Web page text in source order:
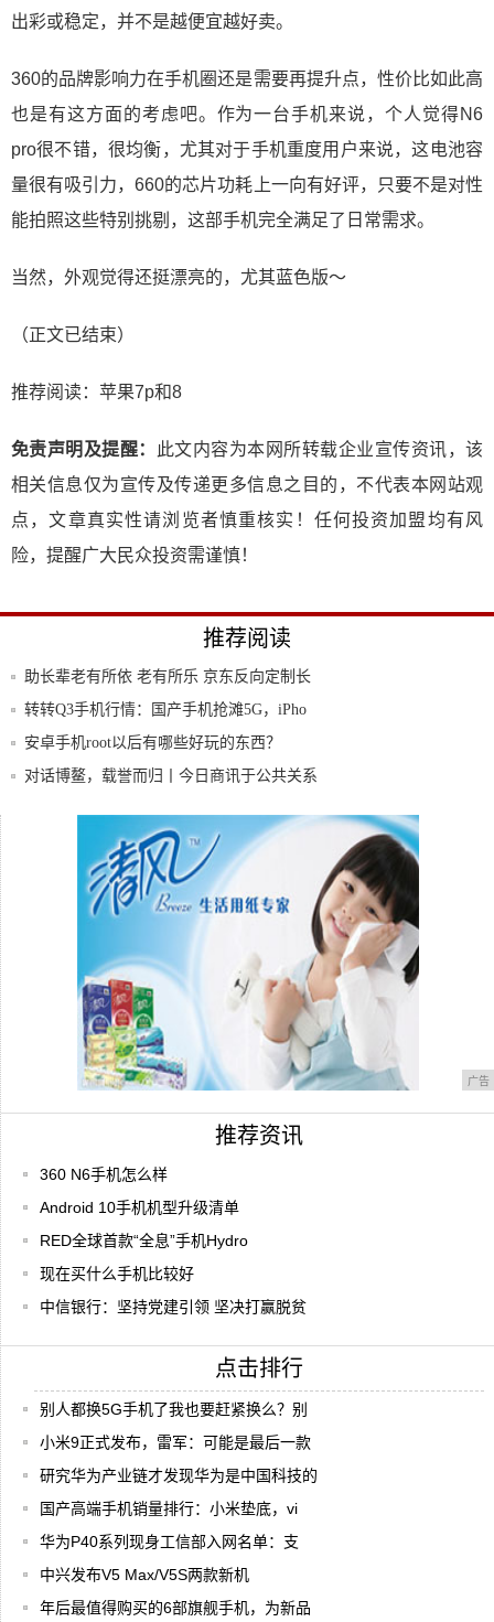
出彩或稳定，并不是越便宜越好卖。
360的品牌影响力在手机圈还是需要再提升点，性价比如此高
也是有这方面的考虑吧。作为一台手机来说，个人觉得N6
pro很不错，很均衡，尤其对于手机重度用户来说，这电池容
量很有吸引力，660的芯片功耗上一向有好评，只要不是对性
能拍照这些特别挑剔，这部手机完全满足了日常需求。
当然，外观觉得还挺漂亮的，尤其蓝色版～
（正文已结束）
推荐阅读： 苹果7p和8
免责声明及提醒：
此文内容为本网所转载企业宣传资讯，该
相关信息仅为宣传及传递更多信息之目的，不代表本网站观
点，文章真实性请浏览者慎重核实！任何投资加盟均有风
险，提醒广大民众投资需谨慎！
推荐阅读
助长辈老有所依 老有所乐 京东反向定制长
辈智
转转Q3手机行情：国产手机抢滩5G，iPho
安卓手机root以后有哪些好玩的东西？
对话博鳌，载誉而归丨今日商讯于公共关系
手机网站和微网站的不同之处，你知道多
广告
推荐资讯
360 N6手机怎么样
Android 10手机机型升级清单
RED全球首款“全息”手机Hydro
现在买什么手机比较好
中信银行：坚持党建引领 坚决打赢脱贫
点击排行
别人都换5G手机了我也要赶紧换么？别
小米9正式发布，雷军：可能是最后一款
研究华为产业链才发现华为是中国科技的
国产高端手机销量排行：小米垫底，vi
华为P40系列现身工信部入网名单：支
中兴发布V5 Max/V5S两款新机
年后最值得购买的6部旗舰手机，为新品